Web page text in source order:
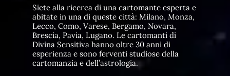
Siete alla ricerca di una cartomante esperta e
abitate in una di queste città: Milano, Monza,
Lecco, Como, Varese, Bergamo, Novara,
Brescia, Pavia, Lugano. Le cartomanti di
Divina Sensitiva hanno oltre 30 anni di
esperienza e sono ferventi studiose della
cartomanzia e dell’astrologia.